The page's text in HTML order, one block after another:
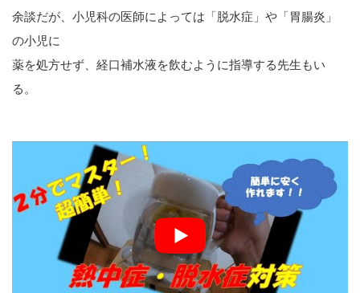
余談だが、小児科の医師によっては「脱水症」や「胃腸炎」
の小児に
薬を処方せず、経口補水液を飲むように指導する先生もい
る。